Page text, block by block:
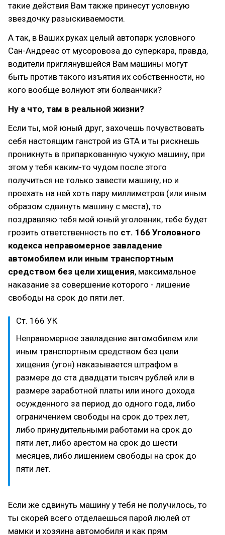
такие действия Вам также принесут условную
звездочку разыскиваемости.
А так, в Ваших руках целый автопарк условного
Сан-Андреас от мусоровоза до суперкара, правда,
водители приглянувшейся Вам машины могут
быть против такого изъятия их собственности, но
кого вообще волнуют эти болванчики?
Ну а что, там в реальной жизни?
Если ты, мой юный друг, захочешь почувствовать
себя настоящим ганстрой из GTA и ты рискнешь
проникнуть в припаркованную чужую машину, при
этом у тебя каким-то чудом после этого
получиться не только завести машину, но и
проехать на ней хоть пару миллиметров (или иным
образом сдвинуть машину с места), то
поздравляю тебя мой юный уголовник, тебе будет
грозить ответственность по ст. 166 Уголовного
кодекса неправомерное завладение
автомобилем или иным транспортным
средством без цели хищения, максимальное
наказание за совершение которого - лишение
свободы на срок до пяти лет.
Ст. 166 УК
Неправомерное завладение автомобилем или
иным транспортным средством без цели
хищения (угон) наказывается штрафом в
размере до ста двадцати тысяч рублей или в
размере заработной платы или иного дохода
осужденного за период до одного года, либо
ограничением свободы на срок до трех лет,
либо принудительными работами на срок до
пяти лет, либо арестом на срок до шести
месяцев, либо лишением свободы на срок до
пяти лет.
Если же сдвинуть машину у тебя не получилось, то
ты скорей всего отделаешься парой люлей от
мамки и хозяина автомобиля и как прям